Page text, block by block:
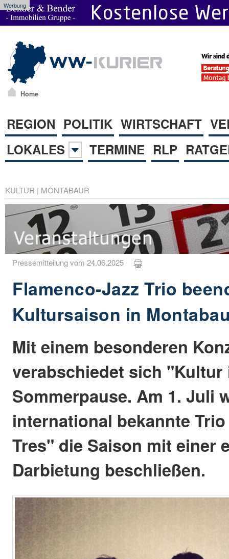
Werbung
Home
REGION POLITIK WIRTSCHAFT
LOKALES
TERMINE RLP
KULTUR | MONTABAUR
Pressemitteilung vom 24.06.2025
Flamenco-Jazz Trio
Kultursaison in
Mit einem besonderen
verabschiedet sich
Sommerpause. Am 1. Juli
international bekannte
Tres" die Saison mit einer
Darbietung beschließen.